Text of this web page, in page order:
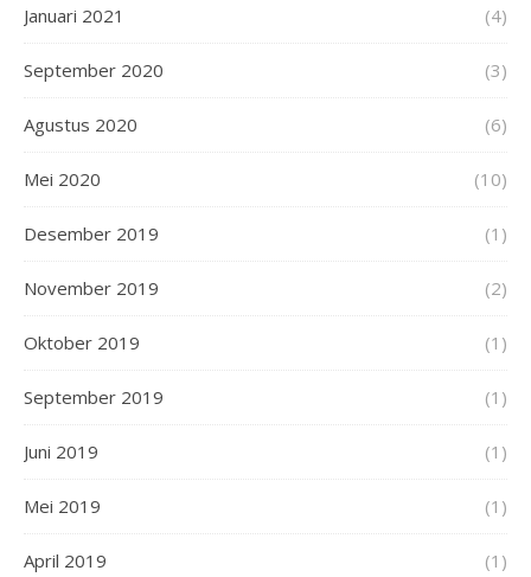
Januari 2021 (4)
September 2020 (3)
Agustus 2020 (6)
Mei 2020 (10)
Desember 2019 (1)
November 2019 (2)
Oktober 2019 (1)
September 2019 (1)
Juni 2019 (1)
Mei 2019 (1)
April 2019 (1)